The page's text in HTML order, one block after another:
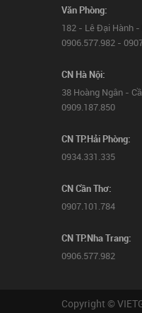
Văn Phòng:
182 - Lê Đại Hành -
0906.577.982 -
CN Hà Nội:
38 Hoàng Ngân -
0909.187.850
CN TP.Hải Phòng:
0934.331.335
CN Cần Thơ:
0907.101.784
CN TP.Nha Trang:
0906.577.982
Copyright ©